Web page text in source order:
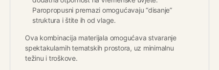
Paropropusni premazi omogućavaju “disanje”
struktura i štite ih od vlage.
Ova kombinacija materijala omogućava stvaranje
spektakularnih tematskih prostora, uz minimalnu
težinu i troškove.